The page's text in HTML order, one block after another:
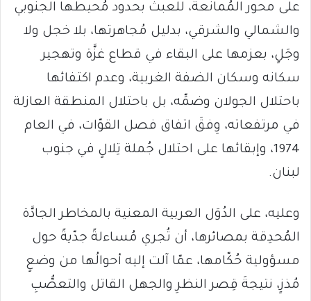
على محور المُمانعة، للعبث بحدود مُحيطها الجنوبي
والشمالي والشرقي، بدليل مُجاهرتها، بلا خجل ولا
وجَلٍ، بعزمها على البقاء في قطاع غزَّة وتهجير
سكانه وسكان الضفة الغربية، وعدم اكتفائها
باحتلال الجولان وضمِّه، بل باحتلال المنطقة العازلة
في مرتفعاته، وِفقَ اتفاق فصل القوّات، في العام
1974، وإبقائها على احتلال جُملة تِلالٍ في جنوب
لبنان.
وعليه، على الدُوَل العربية المعنية بالمخاطر الجادَّة
المُحدِقة بمصائرها، أن تُجري مُساءلةً جدّيةً حول
مسؤولية حُكّامها، عمّا آلت إليه أحوالُها من وضعٍ
مُذزٍ، نتيجةَ قِصر النظرِ والجهل القاتل والتعصُّبِ